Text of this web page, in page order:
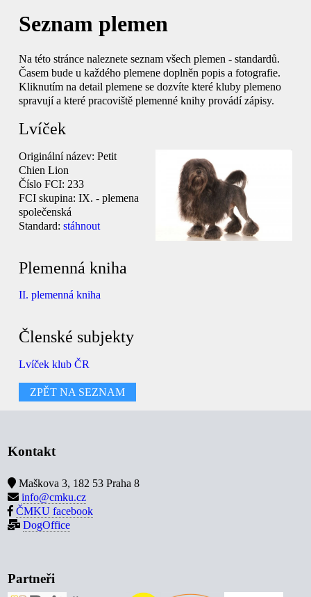
Seznam plemen
Na této stránce naleznete seznam všech plemen - standardů.
Časem bude u každého plemene doplněn popis a fotografie.
Kliknutím na detail plemene se dozvíte které kluby plemeno
spravují a které pracoviště plemenné knihy provádí zápisy.
Lvíček
Originální název: Petit
Chien Lion
Číslo FCI: 233
FCI skupina: IX. - plemena
společenská
Standard: stáhnout
Plemenná kniha
II. plemenná kniha
Členské subjekty
Lvíček klub ČR
ZPĚT NA SEZNAM
Kontakt
Maškova 3, 182 53 Praha 8
info@cmku.cz
ČMKU facebook
DogOffice
Partneři